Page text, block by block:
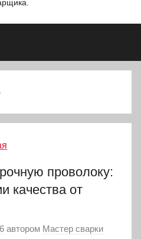
проволоку:
качества от
автором Мастер сварки